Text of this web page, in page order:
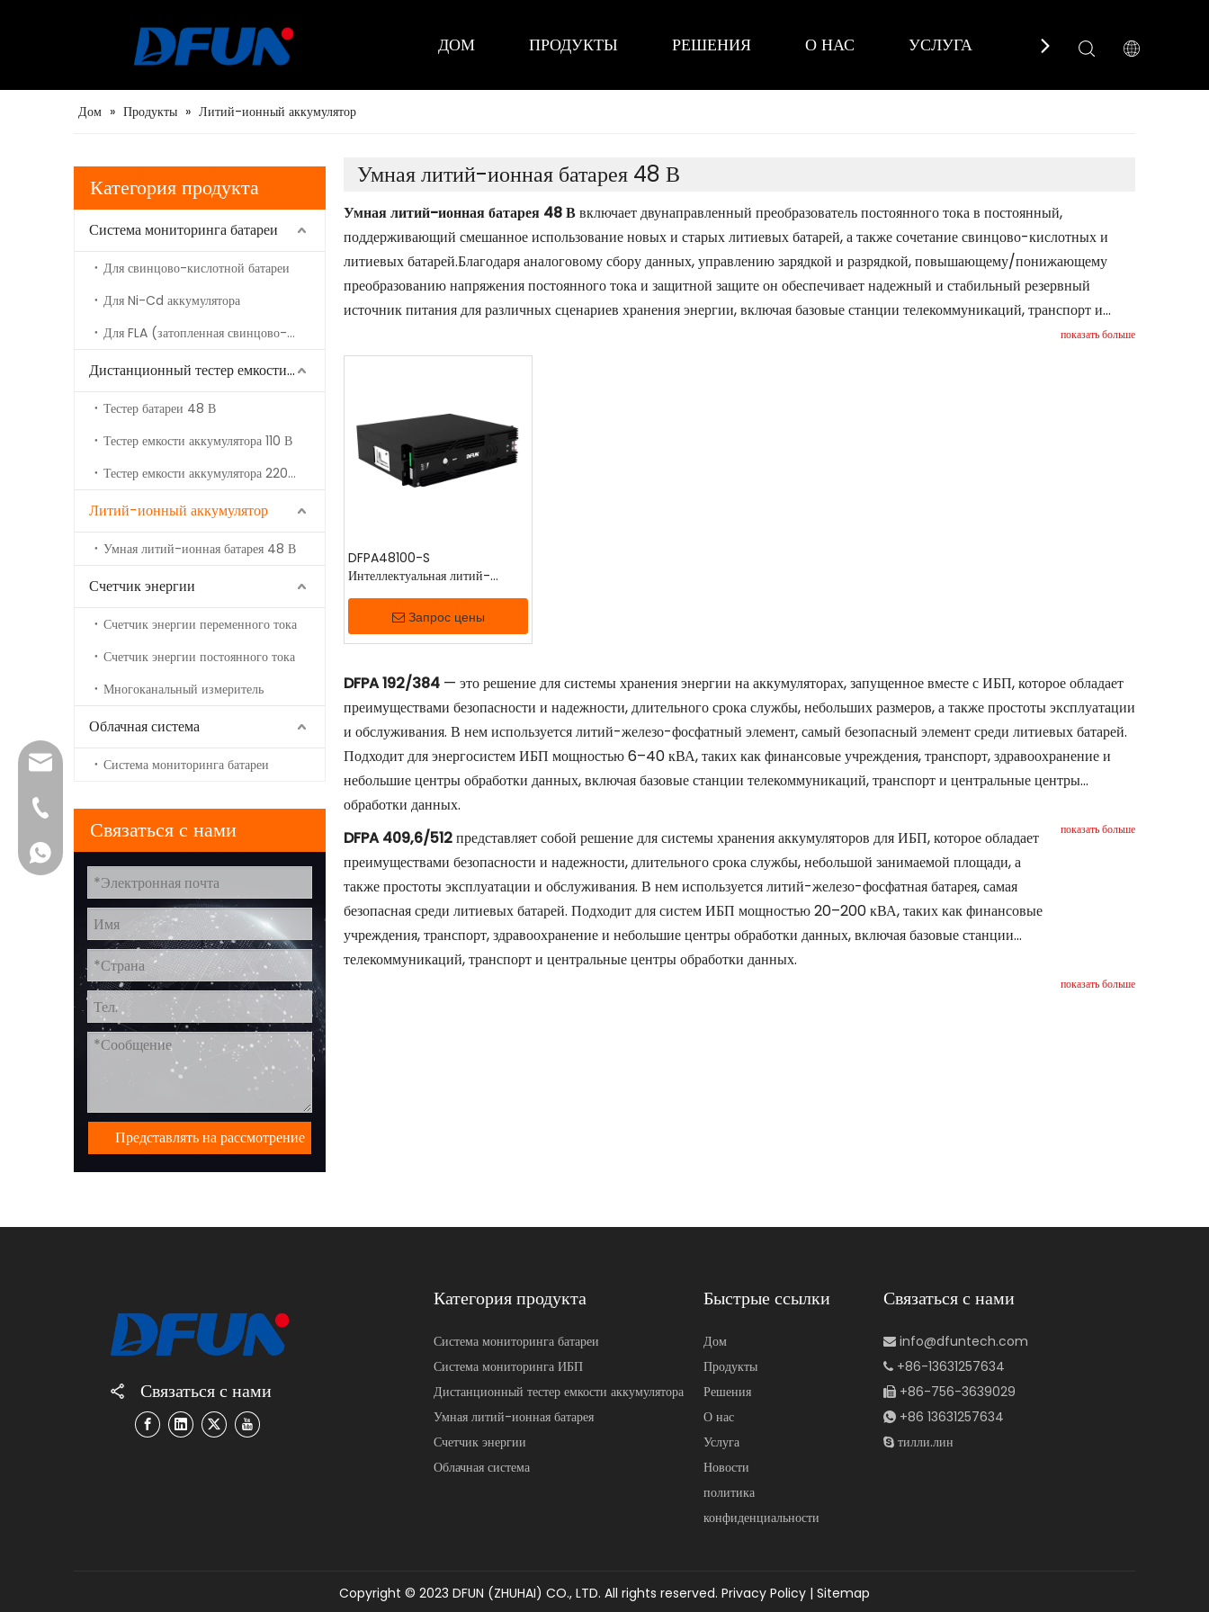
ДОМ ПРОДУКТЫ РЕШЕНИЯ О НАС УСЛУГА НОВОСТИ
Дом » Продукты » Литий-ионный аккумулятор
Категория продукта
Система мониторинга батареи
Для свинцово-кислотной батареи
Для Ni-Cd аккумулятора
Для FLA (затопленная свинцово-кислотная смесь)
Дистанционный тестер емкости аккумулятора
Тестер батареи 48 В
Тестер емкости аккумулятора 110 В
Тестер емкости аккумулятора 220 В
Литий-ионный аккумулятор
Умная литий-ионная батарея 48 В
Счетчик энергии
Счетчик энергии переменного тока
Счетчик энергии постоянного тока
Многоканальный измеритель
Облачная система
Система мониторинга батареи
Связаться с нами
Представлять на рассмотрение
Умная литий-ионная батарея 48 В
Умная литий-ионная батарея 48 Ввключает двунаправленный преобразователь постоянного тока в постоянный,
поддерживающий смешанное использование новых и старых литиевых батарей, а также сочетание свинцово-кислотных и
литиевых батарей.Благодаря аналоговому сбору данных, управлению зарядкой и разрядкой, повышающему/понижающему
преобразованию напряжения постоянного тока и защитной защите он обеспечивает надежный и стабильный резервный
источник питания для различных сценариев хранения энергии, включая базовые станции телекоммуникаций, транспорт и
показать больше
DFPA48100-S
Интеллектуальная литий-
ионная батарея 48 В, 100 Ач
Запрос цены
DFPA192/384 — это решение для системы хранения энергии на аккумуляторах, запущенное вместе с ИБП, которое обладает
преимуществами безопасности и надежности, длительного срока службы, небольших размеров, а также простоты эксплуатации
и обслуживания. В нем используется литий-железо-фосфатный элемент, самый безопасный элемент среди литиевых батарей.
Подходит для энергосистем ИБП мощностью 6–40 кВА, таких как финансовые учреждения, транспорт, здравоохранение и
небольшие центры обработки данных, включая базовые станции телекоммуникаций, транспорт и центральные центры
обработки данных.
показать больше
DFPA 409,6/512представляет собой решение для системы хранения аккумуляторов для ИБП, которое обладает
преимуществами безопасности и надежности, длительного срока службы, небольшой занимаемой площади, а
также простоты эксплуатации и обслуживания. В нем используется литий-железо-фосфатная батарея, самая
безопасная среди литиевых батарей. Подходит для систем ИБП мощностью 20–200 кВА, таких как финансовые
учреждения, транспорт, здравоохранение и небольшие центры обработки данных, включая базовые станции
телекоммуникаций, транспорт и центральные центры обработки данных.
показать больше
Связаться с нами
Категория продукта
Система мониторинга батареи
Система мониторинга ИБП
Дистанционный тестер емкости аккумулятора
Умная литий-ионная батарея
Счетчик энергии
Облачная система
info@dfuntech.com
+86-756-6123188
+86 15919182362
Быстрые ссылки
Дом
Продукты
Решения
О нас
Услуга
Новости
политика
конфиденциальности
Связаться с нами
 info@dfuntech.com
 +86-13631257634
 +86-756-3639029
 +86 13631257634
 тилли.лин
Copyright © 2023 DFUN (ZHUHAI) CO., LTD. All rights reserved. Privacy Policy | Sitemap